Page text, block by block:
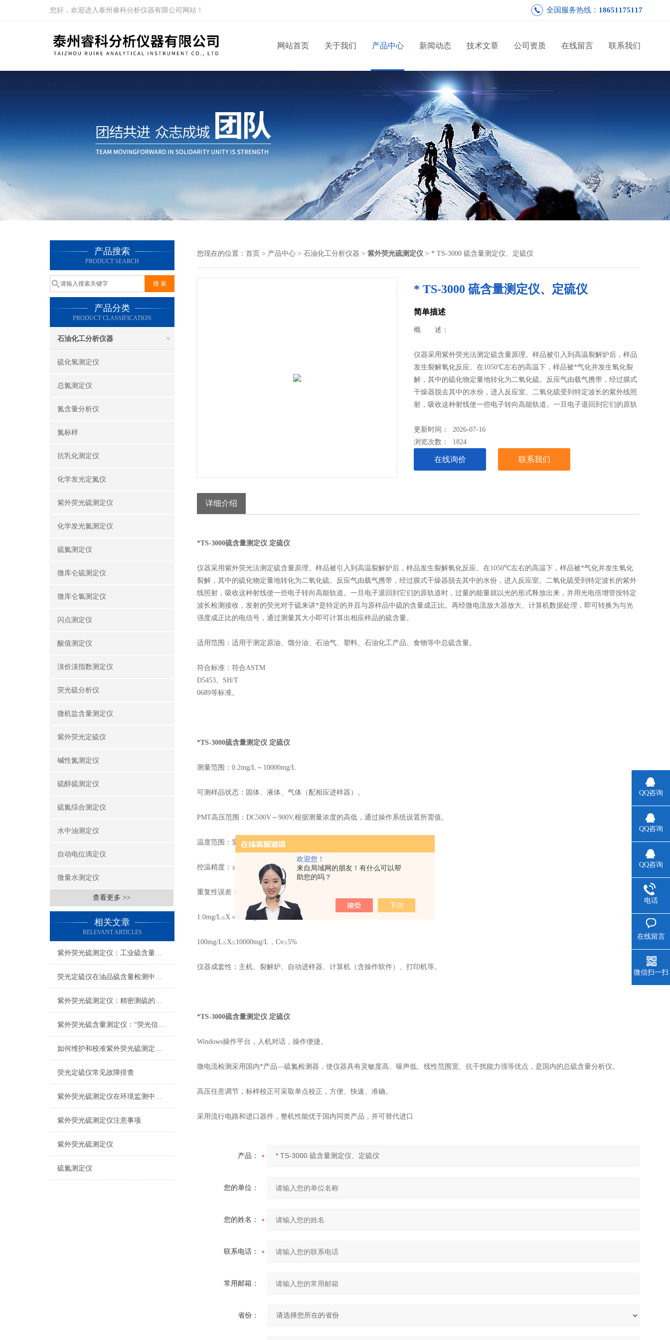
欢迎您！
来自局域网的朋友！有什么可以帮
助您的吗？
您好，欢迎进入泰州睿科分析仪器有限公司网站！ 全国服务热线： 18651175117
网站首页 关于我们 产品中心 新闻动态 技术文章 公司资质 在线留言 联系我们
产品搜索
PRODUCT SEARCH
产品分类
PRODUCT CLASSIFICATION
石油化工分析仪器
硫化氢测定仪
总氮测定仪
氮含量分析仪
氮标样
抗乳化测定仪
化学发光定氮仪
紫外荧光硫测定仪
化学发光氮测定仪
硫氮测定仪
微库仑硫测定仪
微库仑氯测定仪
闪点测定仪
酸值测定仪
溴价溴指数测定仪
荧光硫分析仪
微机盐含量测定仪
紫外荧光定硫仪
碱性氮测定仪
硫醇硫测定仪
硫氮综合测定仪
水中油测定仪
自动电位滴定仪
微量水测定仪
查看更多 >>
相关文章
RELEVANT ARTICLES
紫外荧光硫测定仪：工业硫含量检测的实用技术载体
荧光定硫仪在油品硫含量检测中的应用与实操要点
紫外荧光硫测定仪：精密测硫的技术内核与选型之道
紫外荧光硫含量测定仪：“荧光信号衰减”的快速诊断
如何维护和校准紫外荧光硫测定仪？
荧光定硫仪常见故障排查
紫外荧光硫测定仪在环境监测中的实际应用
紫外荧光硫测定仪注意事项
紫外荧光硫测定仪
硫氮测定仪
您现在的位置： 首页 > 产品中心 > 石油化工分析仪器 > 紫外荧光硫测定仪 > * TS-3000 硫含量测定仪、定硫仪
* TS-3000 硫含量测定仪、定硫仪
简单描述
概 述：
仪器采用紫外荧光法测定硫含量原理。样品被引入到高温裂解炉后，样品
发生裂解氧化反应。在1050℃左右的高温下，样品被*气化并发生氧化裂
解，其中的硫化物定量地转化为二氧化硫。反应气由载气携带，经过膜式
干燥器脱去其中的水份，进入反应室。二氧化硫受到特定波长的紫外线照
射，吸收这种射线使一些电子转向高能轨道。一旦电子退回到它们的原轨
更新时间： 2026-07-16
浏览次数： 1824
在线询价 联系我们
详细介绍
*TS-3000硫含量测定仪 定硫仪
仪器采用紫外荧光法测定硫含量原理。样品被引入到高温裂解炉后，样品发生裂解氧化反应。在1050℃左右的高温下，样品被*气化并发生氧化
裂解，其中的硫化物定量地转化为二氧化硫。反应气由载气携带，经过膜式干燥器脱去其中的水份，进入反应室。二氧化硫受到特定波长的紫外
线照射，吸收这种射线使一些电子转向高能轨道。一旦电子退回到它们的原轨道时，过量的能量就以光的形式释放出来，并用光电倍增管按特定
波长检测接收，发射的荧光对于硫来讲*是特定的并且与原样品中硫的含量成正比。再经微电流放大器放大、计算机数据处理，即可转换为与光
强度成正比的电信号，通过测量其大小即可计算出相应样品的硫含量。
适用范围：适用于测定原油、馏分油、石油气、塑料、石油化工产品、食物等中总硫含量。
符合标准：符合ASTM
D5453、 SH/T
0689等标准。
*TS-3000硫含量测定仪 定硫仪
测量范围： 0.2mg/L ～ 10000mg/L
可测样品状态：固体、液体、气体（配相应进样器）。
PMT高压范围： DC500V ～ 900V,根据测量浓度的高低，通过操作系统设置所需值。
温度范围：室温～1100℃
控温精度： ±3℃
重复性误差： 0.2mg/L≤X＜1.0mg/L
1.0mg/L≤X ＜ 100mg/L ， Cv≤10%
100mg/L≤X≤10000mg/L ， Cv≤5%
仪器成套性：主机、裂解炉、自动进样器、计算机（含操作软件）、打印机等。
*TS-3000硫含量测定仪 定硫仪
Windows操作平台，人机对话，操作便捷。
微电流检测采用国内*产品—硫氮检测器，使仪器具有灵敏度高、噪声低、线性范围宽、抗干扰能力强等优点，是国内的总硫含量分析仪。
高压任意调节，标样校正可采取单点校正，方便、快速、准确。
采用流行电路和进口器件，整机性能优于国内同类产品，并可替代进口
产品：
您的单位：
您的姓名：
联系电话：
常用邮箱：
省份：
QQ咨询
QQ咨询
QQ咨询
电话
在线留言
微信扫一扫